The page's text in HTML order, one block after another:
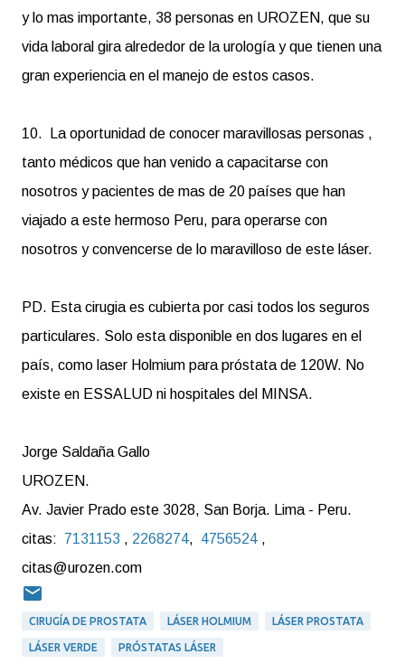
y lo mas importante, 38 personas en UROZEN, que su
vida laboral gira alrededor de la urología y que tienen una
gran experiencia en el manejo de estos casos.
10. La oportunidad de conocer maravillosas personas ,
tanto médicos que han venido a capacitarse con
nosotros y pacientes de mas de 20 países que han
viajado a este hermoso Peru, para operarse con
nosotros y convencerse de lo maravilloso de este láser.
PD. Esta cirugia es cubierta por casi todos los seguros
particulares. Solo esta disponible en dos lugares en el
país, como laser Holmium para próstata de 120W. No
existe en ESSALUD ni hospitales del MINSA.
Jorge Saldaña Gallo
UROZEN.
Av. Javier Prado este 3028, San Borja. Lima - Peru.
citas: 7131153 , 2268274, 4756524 ,
citas@urozen.com
CIRUGÍA DE PROSTATA LÁSER HOLMIUM LÁSER PROSTATA
LÁSER VERDE PRÓSTATAS LÁSER